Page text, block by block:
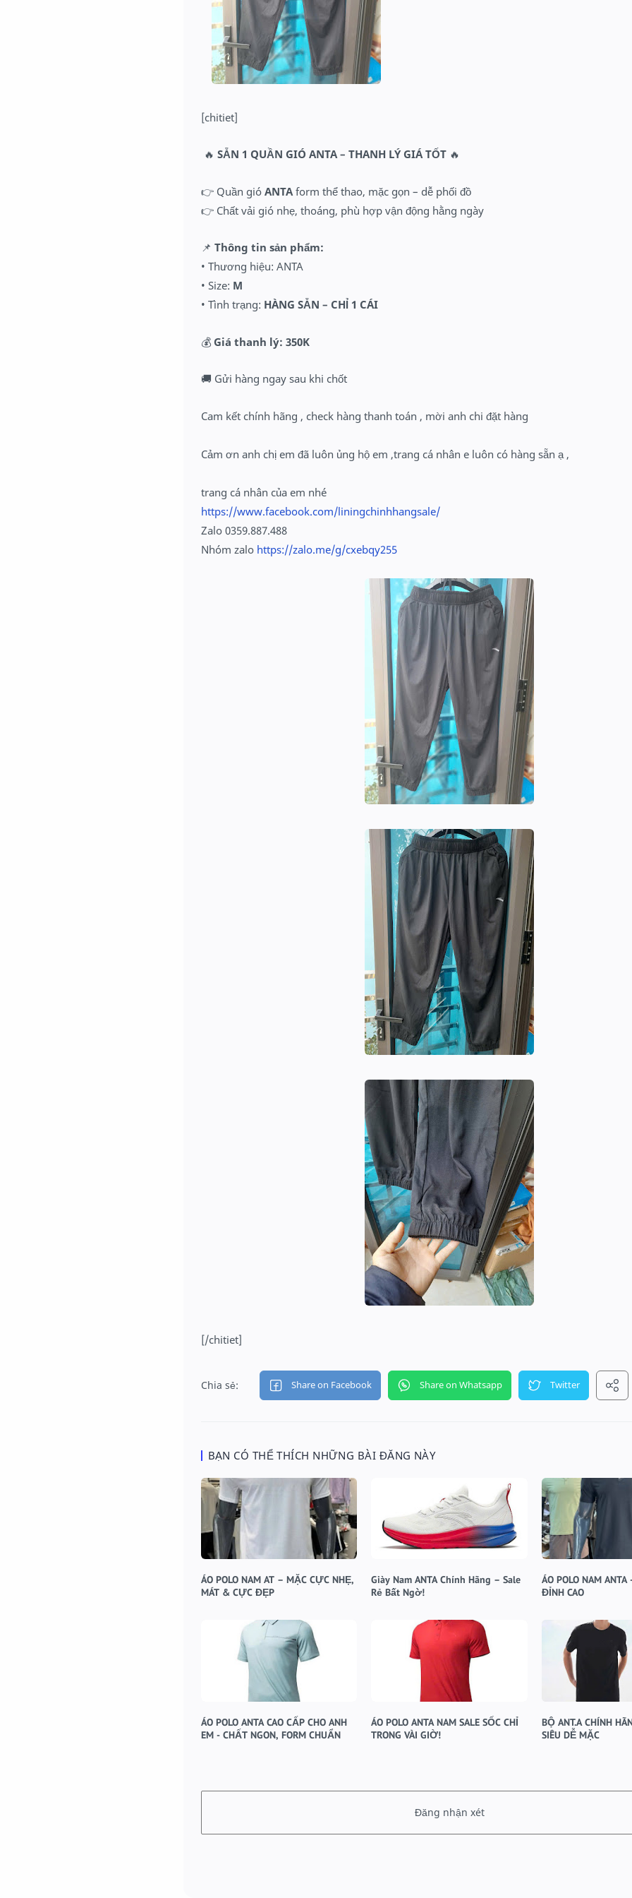
[chitiet]
🔥 SẴN 1 QUẦN GIÓ ANTA– THANH LÝ GIÁ TỐT 🔥
👉 Quần gió ANTA form thể thao, mặc gọn – dễ phối đồ
👉 Chất vải gió nhẹ, thoáng, phù hợp vận động hằng ngày
📌 Thông tin sản phẩm:
• Thương hiệu: ANTA
• Size: M
• Tình trạng: HÀNG SẴN – CHỈ 1 CÁI
💰 Giá thanh lý: 350K
🚚 Gửi hàng ngay sau khi chốt
Cam kết chính hãng , check hàng thanh toán , mời anh chi đặt hàng
Cảm ơn anh chị em đã luôn ủng hộ em ,trang cá nhân e luôn có hàng sẵn ạ ,
trang cá nhân của em nhé
https://www.facebook.com/liningchinhhangsale/
Zalo 0359.887.488
Nhóm zalo https://zalo.me/g/cxebqy255
[/chitiet]
BẠN CÓ THỂ THÍCH NHỮNG BÀI ĐĂNG NÀY
ÁO POLO NAM AT – MẶC CỰC NHẸ,
MÁT & CỰC ĐẸP
Giày Nam ANTA Chính Hãng – Sale
Rẻ Bất Ngờ!
ÁO POLO NAM
ĐỈNH CAO
ÁO POLO ANTA CAO CẤP CHO ANH
EM - CHẤT NGON, FORM CHUẨN
ÁO POLO ANTA NAM SALE SỐC CHỈ
TRONG VÀI GIỜ!
BỘ ANT.A CHÍNH
SIÊU DỄ MẶC